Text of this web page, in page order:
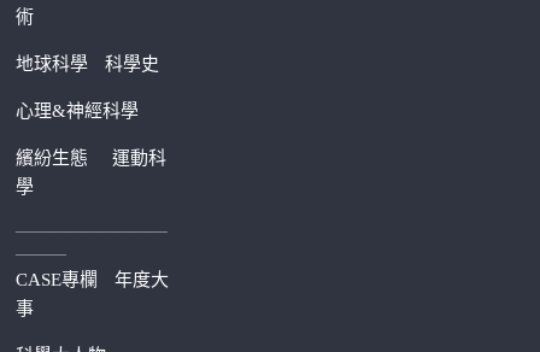
術
地球科學 科學史
心理&神經科學
繽紛生態運動科
學
—————————
———
CASE專欄
年度大
事